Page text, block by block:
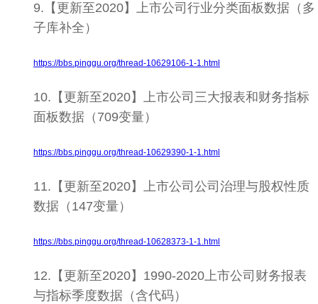
9.【更新至2020】上市公司行业分类面板数据（多
子库补全）
https://bbs.pinggu.org/thread-10629106-1-1.html
10.【更新至2020】上市公司三大报表和财务指标
面板数据（709变量）
https://bbs.pinggu.org/thread-10629390-1-1.html
11.【更新至2020】上市公司公司治理与股权性质
数据（147变量）
https://bbs.pinggu.org/thread-10628373-1-1.html
12.【更新至2020】1990-2020上市公司财务报表
与指标季度数据（含代码）